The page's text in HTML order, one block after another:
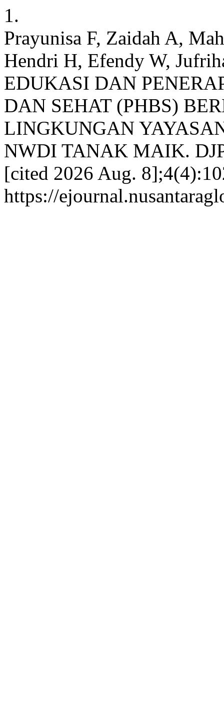
1.
Prayunisa F, Zaidah A,
Hendri H, Efendy W,
EDUKASI DAN
DAN SEHAT (PHBS)
LINGKUNGAN
NWDI TANAK MAIK.
[cited 2026 Aug.
https://